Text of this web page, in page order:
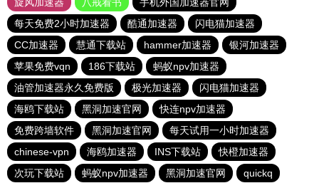
旋风加速器
八戒看书
手机外国加速器官网
每天免费2小时加速器
酷通加速器
闪电猫加速器
CC加速器
慧通下载站 hammer加速器
银河加速器
苹果免费vqn
186下载站
蚂蚁npv加速器
油管加速器永久免费版
极光加速器
闪电猫加速器
海鸥下载站
黑洞加速官网
快连npv加速器
免费跨墙软件
黑洞加速官网
每天试用一小时加速器
chinese-vpn
海鸥加速器 INS下载站
快橙加速器
次玩下载站
蚂蚁npv加速器 黑洞加速官网 quickq